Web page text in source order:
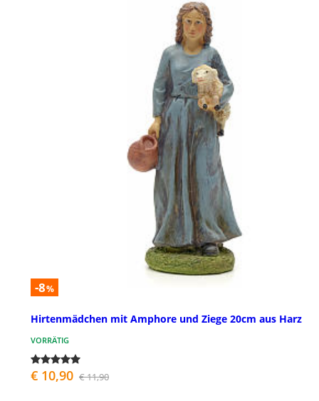
-8%
Hirtenmädchen mit Amphore und Ziege 20cm aus Harz
VORRÄTIG
€ 10,90 € 11,90